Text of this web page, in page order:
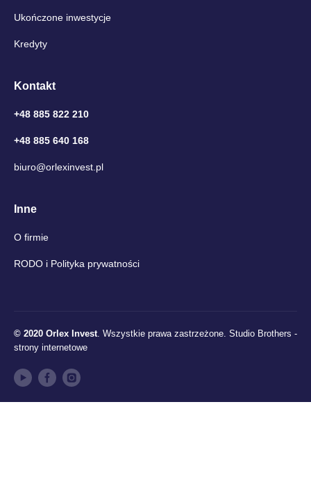
Ukończone inwestycje
Kredyty
Kontakt
+48 885 822 210
+48 885 640 168
biuro@orlexinvest.pl
Inne
O firmie
RODO i Polityka prywatności
© 2020 Orlex Invest. Wszystkie prawa zastrzeżone. Studio Brothers -
strony internetowe